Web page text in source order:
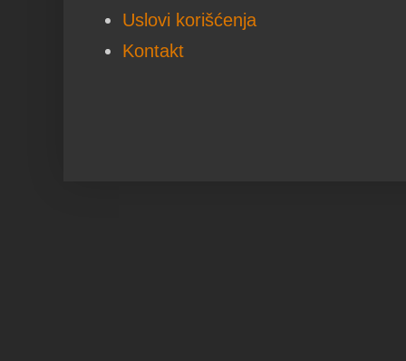
Uslovi korišćenja
Kontakt